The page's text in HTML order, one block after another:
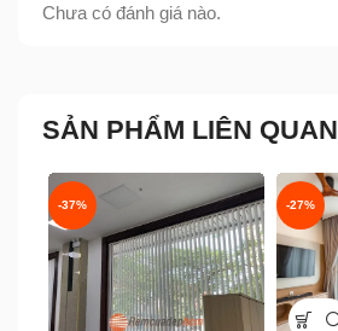
Chưa có đánh giá nào.
SẢN PHẨM LIÊN QUAN
-37% -27%